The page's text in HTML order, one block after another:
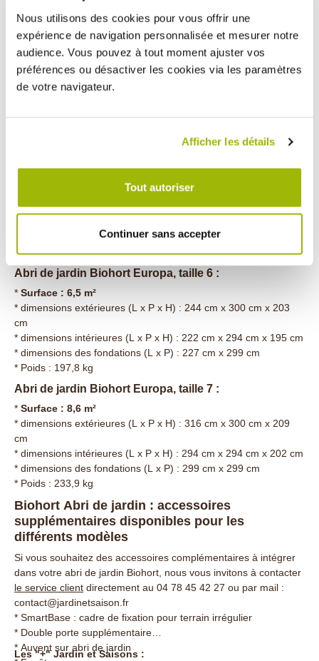
Nous utilisons des cookies pour vous offrir une
expérience de navigation personnalisée et mesurer notre
audience. Vous pouvez à tout moment ajuster vos
préférences ou désactiver les cookies via les paramètres
de votre navigateur.
Afficher les détails
Tout autoriser
Continuer sans accepter
gris foncé métallique et vert foncé. L'intérieur de l'abri de jardin
est toujours en gris blanc.
* Poids : 139,4 kg
Abri de jardin Biohort Europa, taille 4 :
* dimensions extérieures (L x P x H) : 244 cm x 228 cm x 203
cm
* dimensions des fondations (L x P) : 227 cm x 227 cm
* dimensions extérieures (L x P x H) : 316 cm x 228 cm x 209
cm
* dimensions des fondations (L x P) : 299 cm x 227 cm
* Poids : 202,6 kg
Abri de jardin Biohort Europa, taille 6 :
* Surface : 6,5 m²
* dimensions extérieures (L x P x H) : 244 cm x 300 cm x 203
cm
* dimensions intérieures (L x P x H) : 222 cm x 294 cm x 195 cm
* dimensions des fondations (L x P) : 227 cm x 299 cm
* Poids : 197,8 kg
Abri de jardin Biohort Europa, taille 7 :
* Surface : 8,6 m²
* dimensions extérieures (L x P x H) : 316 cm x 300 cm x 209
cm
* dimensions intérieures (L x P x H) : 294 cm x 294 cm x 202 cm
* dimensions des fondations (L x P) : 299 cm x 299 cm
* Poids : 233,9 kg
Biohort Abri de jardin : accessoires
supplémentaires disponibles pour les
différents modèles
Si vous souhaitez des accessoires complémentaires à intégrer
dans votre abri de jardin Biohort, nous vous invitons à contacter
le service client directement au 04 78 45 42 27 ou par mail :
contact@jardinetsaison.fr
* SmartBase : cadre de fixation pour terrain irrégulier
* Double porte supplémentaire
* Auvent sur abri de jardin
Les "+" Jardin et Saisons :